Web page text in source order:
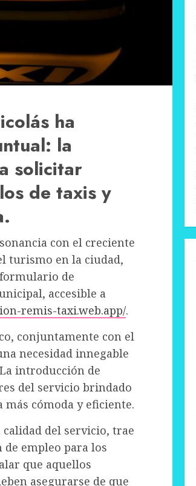
ha
la
solicitar
de taxis y
con el creciente
turismo en la ciudad,
de
accesible a
remis-taxi.web.app/.
conjuntamente con el
necesidad innegable
introducción de
del servicio brindado
cómoda y eficiente.
del servicio, trae
empleo para los
que aquellos
asegurarse de que